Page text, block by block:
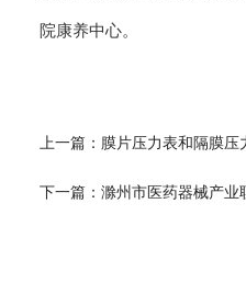
院康养中心。
上一篇：膜片压力表和隔膜压
下一篇：滁州市医药器械产